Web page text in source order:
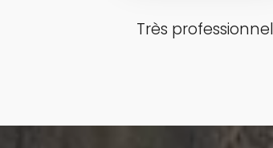
Très professionnel